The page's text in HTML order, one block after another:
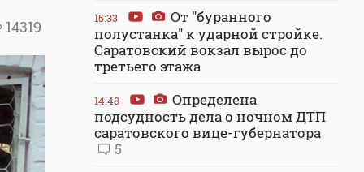
14319 15:33
От "буранного
полустанка" к ударной стройке.
Саратовский вокзал вырос до
третьего этажа
14:48
Определена
подсудность дела о ночном ДТП
саратовского вице-губернатора
5